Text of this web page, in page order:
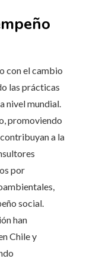
con el cambio
las prácticas
nivel mundial.
promoviendo
a la
por
social.
han
Chile y